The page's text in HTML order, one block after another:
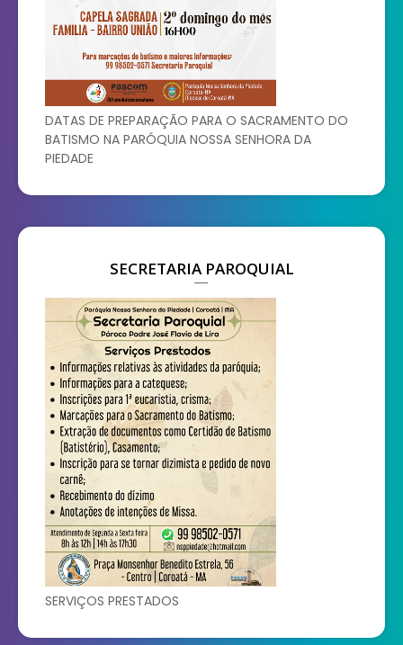
DATAS DE PREPARAÇÃO PARA O SACRAMENTO DO
BATISMO NA PARÓQUIA NOSSA SENHORA DA
PIEDADE
SECRETARIA PAROQUIAL
SERVIÇOS PRESTADOS